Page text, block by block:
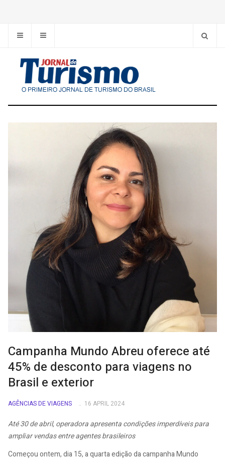
Campanha Mundo Abreu oferece até
45% de desconto para viagens no
Brasil e exterior
AGÊNCIAS DE VIAGENS 16 APRIL 2024
Até 30 de abril, operadora apresenta condições imperdíveis para
ampliar vendas entre agentes brasileiros
Começou ontem, dia 15, a quarta edição da campanha Mundo